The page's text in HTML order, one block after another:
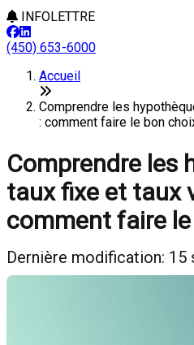
INFOLETTRE
(450) 653-6000
Accueil
Comprendre les
: comment faire le bon
Comprendre les
taux fixe et taux
comment faire
Dernière modification: 15